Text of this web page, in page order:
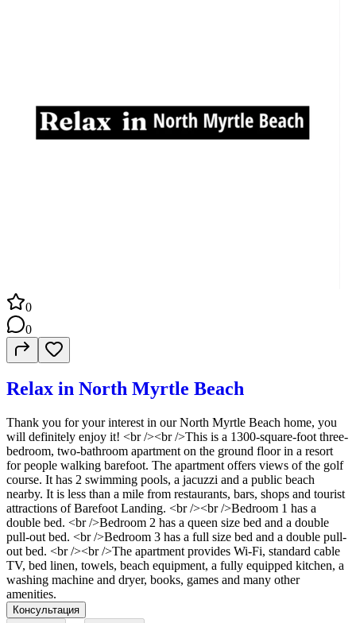
0
0
Relax in North Myrtle Beach
Thank you for your interest in our North Myrtle Beach home, you
will definitely enjoy it! <br /><br />This is a 1300-square-foot three-
bedroom, two-bathroom apartment on the ground floor in a resort
for people walking barefoot. The apartment offers views of the golf
course. It has 2 swimming pools, a jacuzzi and a public beach
nearby. It is less than a mile from restaurants, bars, shops and tourist
attractions of Barefoot Landing. <br /><br />Bedroom 1 has a
double bed. <br />Bedroom 2 has a queen size bed and a double
pull-out bed. <br />Bedroom 3 has a full size bed and a double pull-
out bed. <br /><br />The apartment provides Wi-Fi, standard cable
TV, bed linen, towels, beach equipment, a fully equipped kitchen, a
washing machine and dryer, books, games and many other
amenities.
Консультация